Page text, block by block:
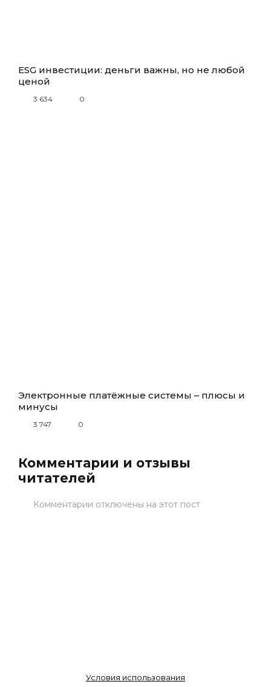
ESG инвестиции: деньги важны, но не любой
ценой
3 634 0
Электронные платёжные системы – плюсы и
минусы
3 747 0
Комментарии и отзывы
читателей
Комментарии отключены на этот пост
Условия использования